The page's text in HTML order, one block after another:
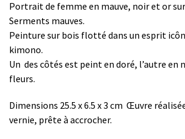
Portrait de femme en mauve, noir et or
Serments mauves.
Peinture sur bois flotté dans un esprit
kimono.
Un des côtés est peint en doré, l’autre en
fleurs.
Dimensions 25.5 x 6.5 x 3 cm Œuvre
vernie, prête à accrocher.